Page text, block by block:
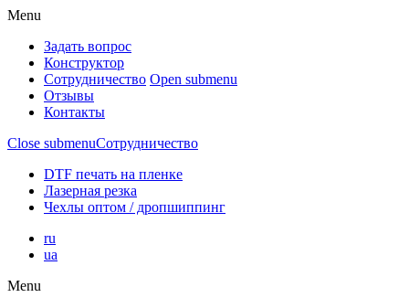
Menu
Задать вопрос
Конструктор
Сотрудничество Open submenu
Отзывы
Контакты
Close submenuСотрудничество
DTF печать на пленке
Лазерная резка
Чехлы оптом / дропшиппинг
ru
ua
Menu